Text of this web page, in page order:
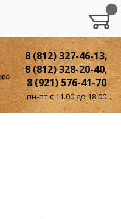
8 (812) 327-46-13,
8 (812) 328-20-40,
8 (921) 576-41-70
пн-пт с 11.00 до 18.00